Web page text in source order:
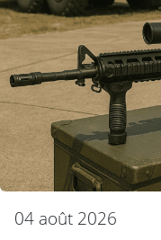
04 août 2026